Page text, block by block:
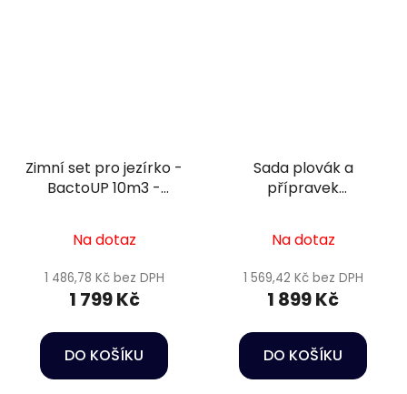
Zimní set pro jezírko -
BactoUP 10m3 -
Na dotaz
1 486,78 Kč bez DPH
1 799 Kč
DO KOŠÍKU
Sada plovák a
přípravek
Na dotaz
1 569,42 Kč bez DPH
1 899 Kč
DO KOŠÍKU